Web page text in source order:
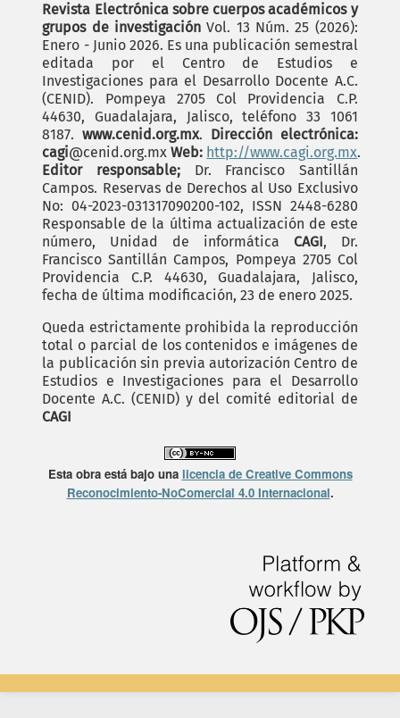
Revista Electrónica sobre cuerpos académicos y
grupos de investigación Vol. 13 Núm. 25 (2026):
Enero - Junio 2026. Es una publicación semestral
editada por el Centro de Estudios e
Investigaciones para el Desarrollo Docente A.C.
(CENID). Pompeya 2705 Col Providencia C.P.
44630, Guadalajara, Jalisco, teléfono 33 1061
8187.www.cenid.org.mx. Dirección electrónica:
cagi@cenid.org.mxWeb: http://www.cagi.org.mx.
Editor responsable;Dr. Francisco Santillán
Campos. Reservas de Derechos al Uso Exclusivo
No: 04-2023-031317090200-102, ISSN 2448-6280
Responsable de la última actualización de este
número, Unidad de informática CAGI, Dr.
Francisco Santillán Campos, Pompeya 2705 Col
Providencia C.P. 44630, Guadalajara, Jalisco,
fecha de última modificación, 23 de enero 2025.
Queda estrictamente prohibida la reproducción
total o parcial de los contenidos e imágenes de
la publicación sin previa autorización Centro de
Estudios e Investigaciones para el Desarrollo
Docente A.C. (CENID) y del comité editorial de
CAGI
Esta obra está bajo una licencia de Creative Commons
Reconocimiento-NoComercial 4.0 Internacional.